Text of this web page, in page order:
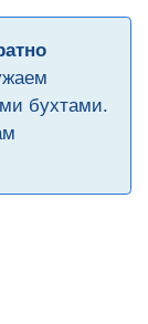
бухтами.